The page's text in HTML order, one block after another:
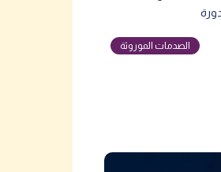
الصدمات الموروثة